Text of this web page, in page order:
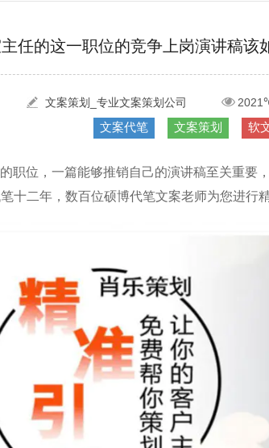
任的这一职位的竞争上岗演讲稿该
文案策划_专业文案策划公司
文案代笔 文案策划 软
职位，一篇能够推销自己的演讲稿至关重要
十二年，数百位硕博代笔文案老师为您进行